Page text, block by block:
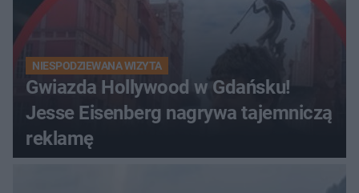
NIESPODZIEWANA WIZYTA
Gwiazda Hollywood w Gdańsku!
Jesse Eisenberg nagrywa tajemniczą
reklamę